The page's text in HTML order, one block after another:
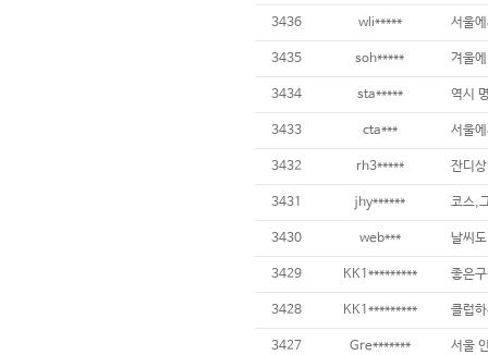
3436 wli*****
3435 soh*****
3434 sta*****
3433 cta***
3432 rh3***** 잔디
3431 jhy****** 코스,
3430 web***
3429 KK1*********
3428 KK1*********
3427 Gre*******